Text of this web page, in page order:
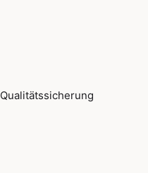
Qualitätssicherung